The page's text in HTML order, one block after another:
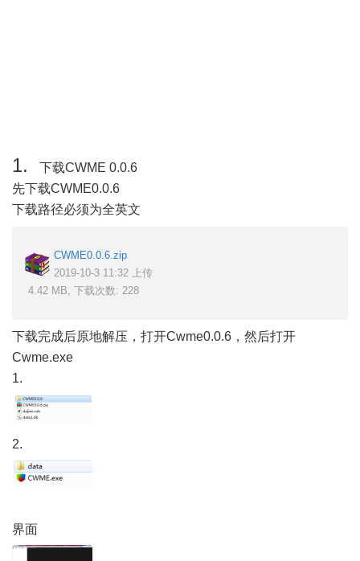
1.
下载CWME 0.0.6
先下载CWME0.0.6
下载路径必须为全英文
CWME0.0.6.zip
2019-10-3 11:32 上传
4.42 MB, 下载次数: 228
下载完成后原地解压，打开Cwme0.0.6，然后打开
Cwme.exe
1.
2.
界面